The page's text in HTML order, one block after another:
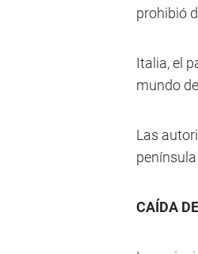
prohibió
Italia, el
mundo
Las
CAÍDA